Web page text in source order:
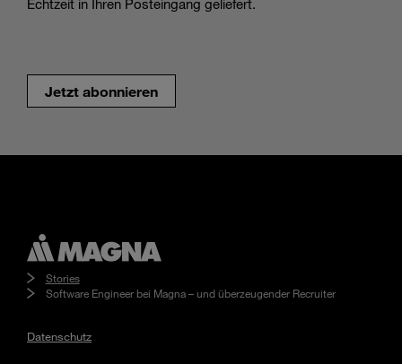
Echtzeit in Ihren Posteingang geliefert.
Jetzt abonnieren
Stories
Software Engineer bei Magna – und überzeugender Recruiter
Datenschutz